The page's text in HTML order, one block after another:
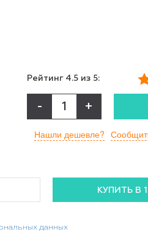
Рейтинг 4.5 из 5:
- +
Нашли дешевле?
данных